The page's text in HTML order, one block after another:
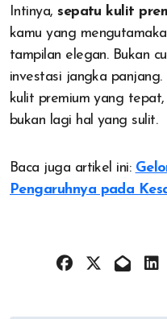
Intinya,sepatu kulit
kamu yang
tampilan elegan. Bukan
investasi jangka
kulit premium yang
bukan lagi hal yang sulit.
Baca juga artikel ini:
Pengaruhnya pada